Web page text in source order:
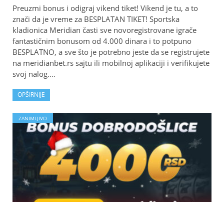
Preuzmi bonus i odigraj vikend tiket! Vikend je tu, a to
znači da je vreme za BESPLATAN TIKET! Sportska
kladionica Meridian časti sve novoregistrovane igrače
fantastičnim bonusom od 4.000 dinara i to potpuno
BESPLATNO, a sve što je potrebno jeste da se registrujete
na meridianbet.rs sajtu ili mobilnoj aplikaciji i verifikujete
svoj nalog.…
OPŠIRNIJE
ZANIMLJIVO